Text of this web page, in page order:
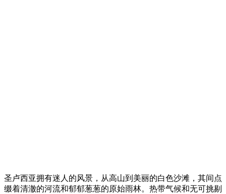
圣卢西亚拥有迷人的风景，从高山到美丽的白色沙滩，其间点
缀着清澈的河流和郁郁葱葱的原始雨林。热带气候和无可挑剔